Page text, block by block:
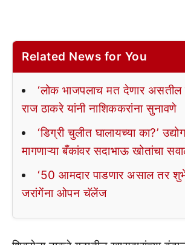
Related News for You
‘लोक भाजपलाच मत देणार असतील
राज ठाकरे यांनी नाशिककरांना सुनावणे
‘डिग्री चुलीत घालायच्या का?’
मागणाऱ्या बँकांवर सदाभाऊ खोतांचा
‘50 आमदार पाडणार असाल तर
जरांगेंना ओपन चॅलेंज